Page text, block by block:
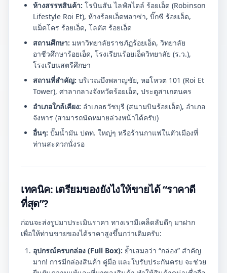
ห้างสรรพสินค้า: โรบินสัน ไลฟ์สไตล์ ร้อยเอ็ด (Robinson
Lifestyle Roi Et), ห้างร้อยเอ็ดพลาซ่า, บิ๊กซี ร้อยเอ็ด,
แม็คโคร ร้อยเอ็ด, โลตัส ร้อยเอ็ด
สถานศึกษา: มหาวิทยาลัยราชภัฏร้อยเอ็ด, วิทยาลัย
อาชีวศึกษาร้อยเอ็ด, โรงเรียนร้อยเอ็ดวิทยาลัย (ร.ว.),
โรงเรียนสตรีศึกษา
สถานที่สำคัญ: บริเวณบึงพลาญชัย, หอโหวต 101 (Roi Et
Tower), ศาลากลางจังหวัดร้อยเอ็ด, ประตูสาเกตนคร
อำเภอใกล้เคียง: อำเภอธวัชบุรี (สนามบินร้อยเอ็ด), อำเภอ
จังหาร (สามารถนัดหมายล่วงหน้าได้ครับ)
อื่นๆ: ปั๊มน้ำมัน ปตท. ใหญ่ๆ หรือร้านกาแฟในตัวเมืองที่
ท่านสะดวกนั่งรอ
เทคนิค: เตรียมของยังไงให้ขายได้ “ราคาดี
ที่สุด”?
ก่อนจะส่งรูปมาประเมินราคา ทางเรามีเคล็ดลับดีๆ มาฝาก
เพื่อให้ท่านขายของได้ราคาสูงขึ้นกว่าเดิมครับ:
อุปกรณ์ครบกล่อง (Full Box): ย้ำเสมอว่า “กล่อง” สำคัญ
มาก! การมีกล่องสินค้า คู่มือ และใบรับประกันครบ จะช่วย